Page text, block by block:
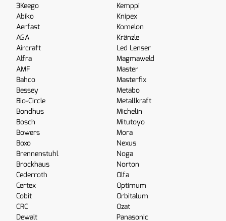
3Keego
Abiko
Aerfast
AGA
Aircraft
Alfra
AMF
Bahco
Bessey
Bio-Circle
Bondhus
Bosch
Bowers
Boxo
Brennenstuhl
Brockhaus
Cederroth
Certex
Cobit
CRC
Dewalt
Kemppi
Knipex
Komelon
Kränzle
Led Lenser
Magmaweld
Master
Masterfix
Metabo
Metallkraft
Michelin
Mitutoyo
Mora
Nexus
Noga
Norton
Olfa
Optimum
Orbitalum
Ozat
Panasonic